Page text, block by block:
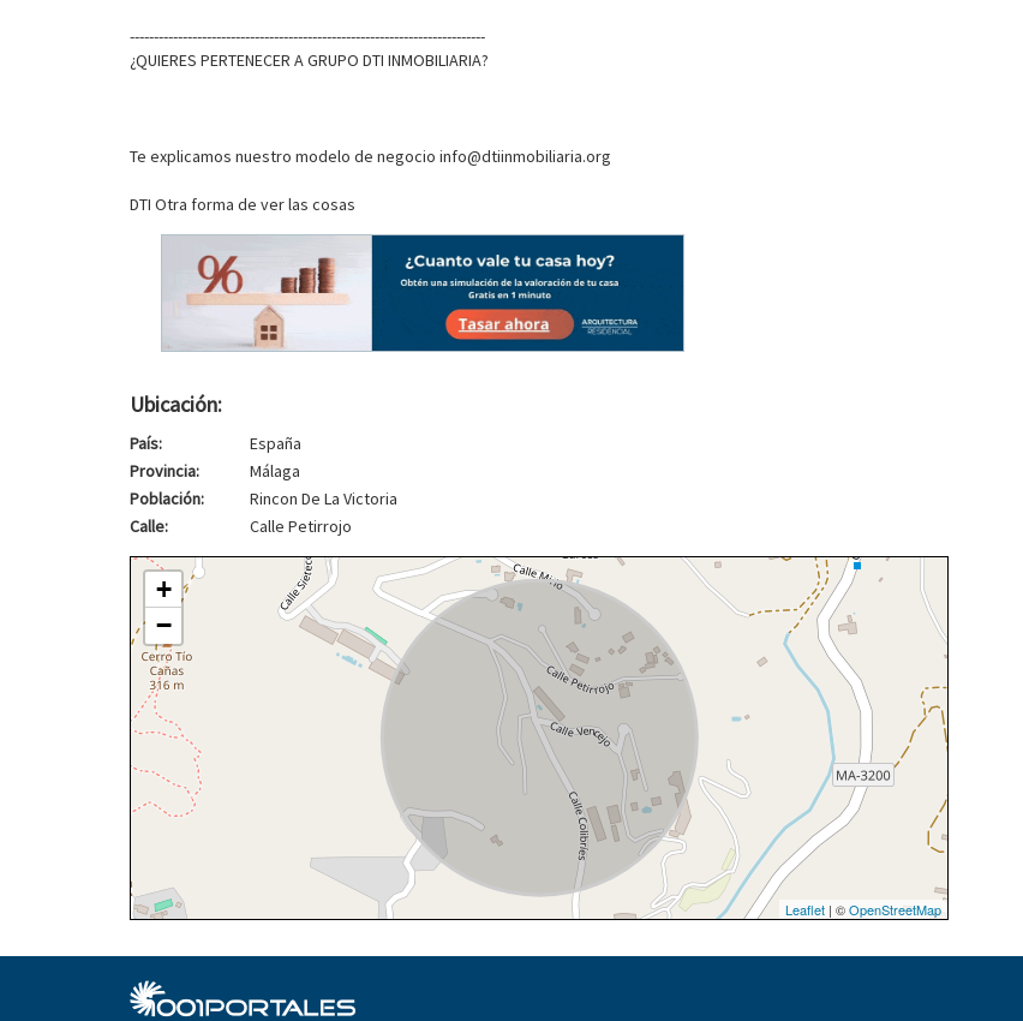
--------------------------------------------------------------------------
¿QUIERES PERTENECER A GRUPO DTI INMOBILIARIA?
Te explicamos nuestro modelo de negocio info@dtiinmobiliaria.org
DTI Otra forma de ver las cosas
Ubicación:
País:
España
Provincia:
Málaga
Población:
Rincon De La Victoria
Calle:
Calle Petirrojo
+
−
Leaflet| ©OpenStreetMap